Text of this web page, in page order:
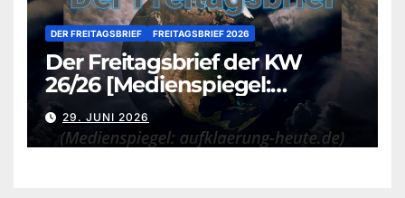
DER FREITAGSBRIEF FREITAGSBRIEF 2026
Der Freitagsbrief der KW
26/26 [Medienspiegel:
aufklaerung-heute.de]
29. JUNI 2026